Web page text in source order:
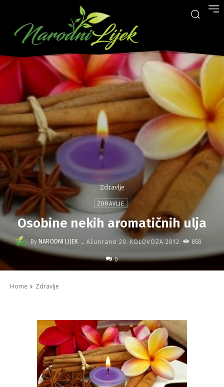
Zdravlje
ZDRAVLJE
Osobine nekih aromatičnih ulja
By NARODNI LIJEK - Ažurirano 20. KOLOVOZA 2012. 858
0
Home Zdravlje